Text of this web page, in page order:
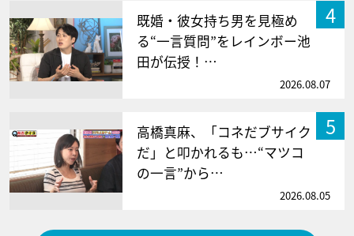
4
既婚・彼女持ち男を見極め
る“一言質問”をレインボー池
田が伝授！…
2026.08.07
5
高橋真麻、「コネだブサイク
だ」と叩かれるも…“マツコ
の一言”から…
2026.08.05